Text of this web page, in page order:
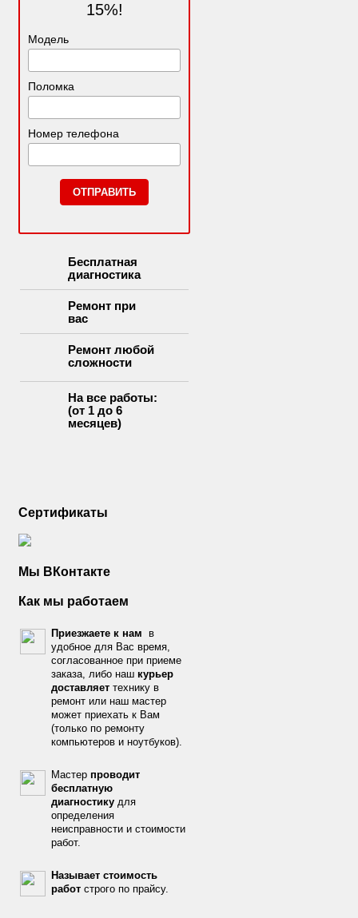
15%!
Модель
Поломка
Номер телефона
Бесплатная
диагностика
Ремонт при
вас
Ремонт любой
сложности
На все работы:
(от 1 до 6
месяцев)
Сертификаты
Мы ВКонтакте
Как мы работаем
Приезжаете к нам
в
удобное для Вас время,
согласованное при приеме
заказа, либо наш курьер
доставляет технику в
ремонт или наш мастер
может приехать к Вам
(только по ремонту
компьютеров и ноутбуков).
Мастер проводит
бесплатную
диагностику для
определения
неисправности и стоимости
работ.
Называет стоимость
работ строго по прайсу.